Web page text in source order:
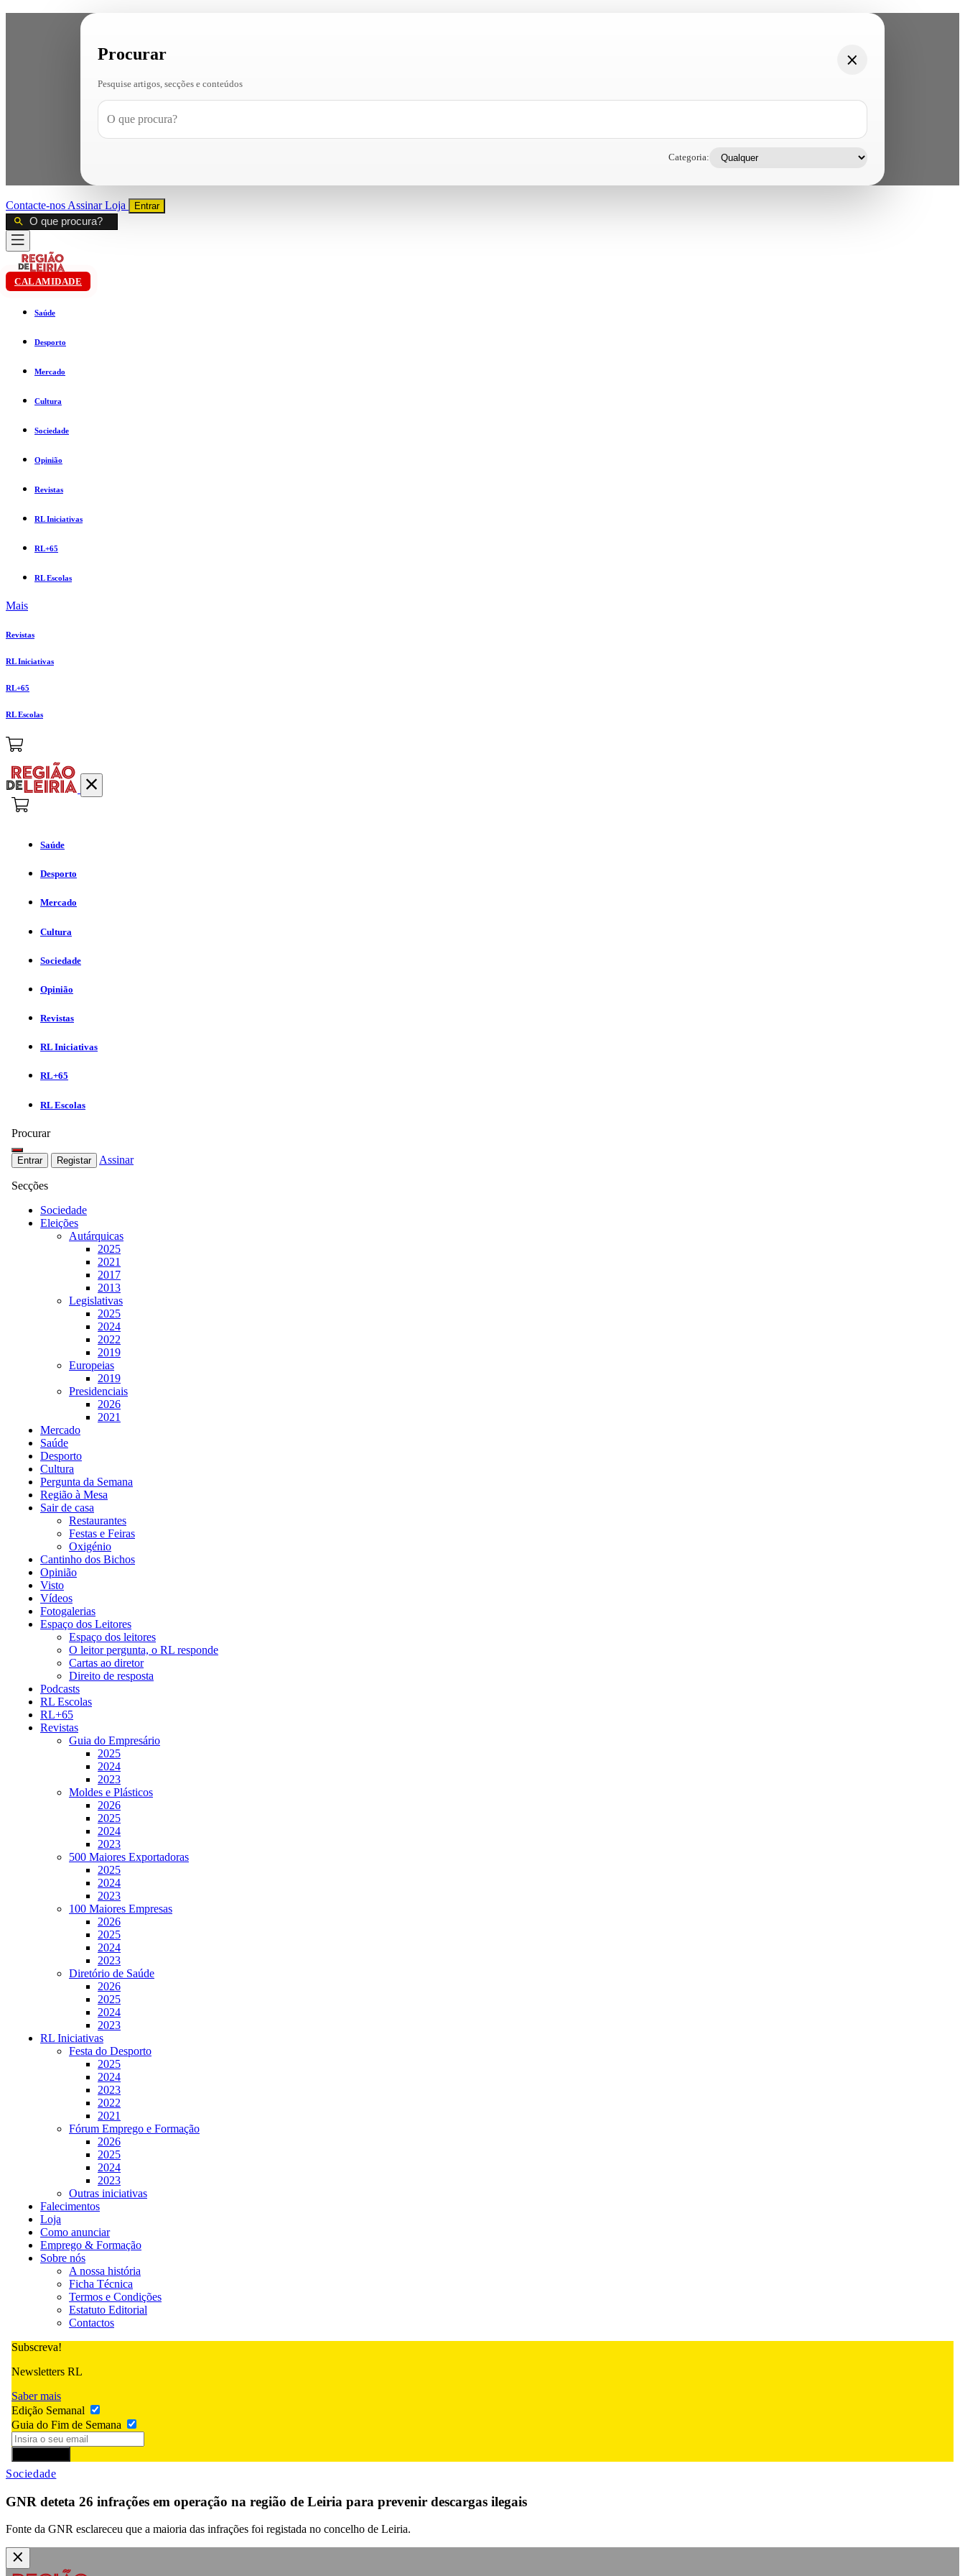
Procurar
Pesquise artigos, secções e conteúdos
Categoria:
Contacte-nos AssinarLoja Entrar
CALAMIDADE
Saúde
Desporto
Mercado
Cultura
Sociedade
Opinião
Revistas
RL Iniciativas
RL+65
RL Escolas
Mais
Revistas
RL Iniciativas
RL+65
RL Escolas
Saúde
Desporto
Mercado
Cultura
Sociedade
Opinião
Revistas
RL Iniciativas
RL+65
RL Escolas
Procurar
Entrar Registar Assinar
Secções
Sociedade
Eleições
Autárquicas
2025
2021
2017
2013
Legislativas
2025
2024
2022
2019
Europeias
2019
Presidenciais
2026
2021
Mercado
Saúde
Desporto
Cultura
Pergunta da Semana
Região à Mesa
Sair de casa
Restaurantes
Festas e Feiras
Oxigénio
Cantinho dos Bichos
Opinião
Visto
Vídeos
Fotogalerias
Espaço dos Leitores
Espaço dos leitores
O leitor pergunta, o RL responde
Cartas ao diretor
Direito de resposta
Podcasts
RL Escolas
RL+65
Revistas
Guia do Empresário
2025
2024
2023
Moldes e Plásticos
2026
2025
2024
2023
500 Maiores Exportadoras
2025
2024
2023
100 Maiores Empresas
2026
2025
2024
2023
Diretório de Saúde
2026
2025
2024
2023
RL Iniciativas
Festa do Desporto
2025
2024
2023
2022
2021
Fórum Emprego e Formação
2026
2025
2024
2023
Outras iniciativas
Falecimentos
Loja
Como anunciar
Emprego & Formação
Sobre nós
A nossa história
Ficha Técnica
Termos e Condições
Estatuto Editorial
Contactos
Subscreva!
Newsletters RL
Saber mais
Edição Semanal
Guia do Fim de Semana
Sociedade
GNR deteta 26 infrações em operação na região de Leiria para prevenir descargas ilegais
Fonte da GNR esclareceu que a maioria das infrações foi registada no concelho de Leiria.